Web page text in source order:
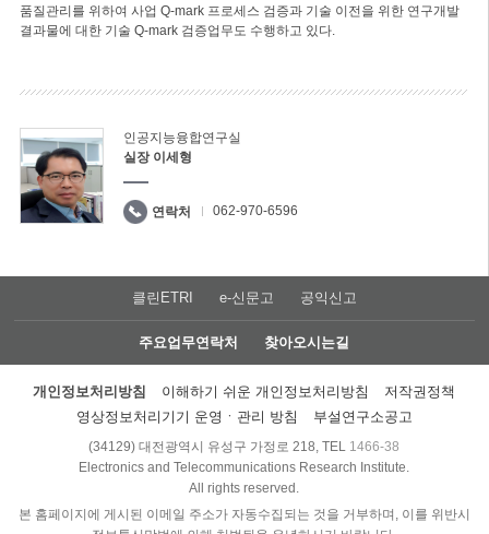
품질관리를 위하여 사업 Q-mark 프로세스 검증과 기술 이전을 위한 연구개발
결과물에 대한 기술 Q-mark 검증업무도 수행하고 있다.
인공지능융합연구실
실장 이세형
연락처 062-970-6596
클린ETRI e-신문고 공익신고
주요업무연락처 찾아오시는길
개인정보처리방침 이해하기 쉬운 개인정보처리방침
저작권정책
영상정보처리기기 운영ㆍ관리 방침
부설연구소공고
(34129) 대전광역시 유성구 가정로 218, TEL 1466-38
Electronics and Telecommunications Research Institute.
All rights reserved.
본 홈페이지에 게시된 이메일 주소가 자동수집되는 것을 거부하며, 이를 위반시